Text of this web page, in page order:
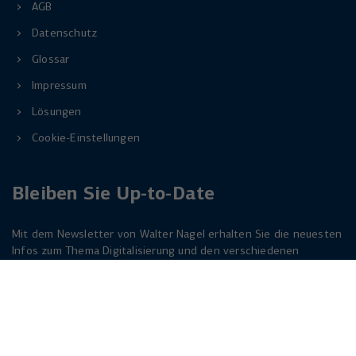
AGB
Datenschutz
Glossar
Impressum
Lösungen
Cookie-Einstellungen
Bleiben Sie Up-to-Date
Mit dem Newsletter von Walter Nagel erhalten Sie die neuesten
Infos zum Thema Digitalisierung und den verschiedenen